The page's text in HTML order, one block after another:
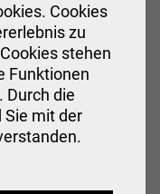
Cookies
zu
stehen
Funktionen
Durch die
Sie mit der